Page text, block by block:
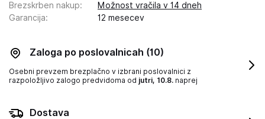
Brezskrben nakup:
Možnost vračila v 14 dneh
Garancija: 12 mesecev
Zaloga po poslovalnicah (10)
Osebni prevzem brezplačno v izbrani poslovalnici z
razpoložljivo zalogo predvidoma od jutri, 10.8. naprej
Dostava